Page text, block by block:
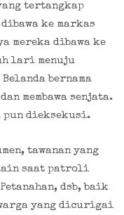
yang tertangkap
ke markas
mereka dibawa ke
lari menuju
bernama
membawa senjata.
pun dieksekusi.
tawanan yang
saat patroli
dsb, baik
yang dicurigai